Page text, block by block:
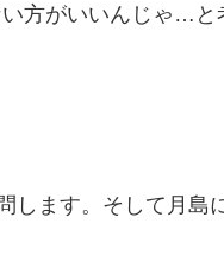
方がいいんじゃ…と
ます。そして月島